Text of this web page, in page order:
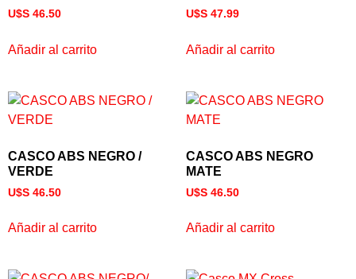
U$S 46.50
Añadir al carrito
U$S 47.99
Añadir al carrito
CASCO ABS NEGRO /
VERDE
U$S 46.50
Añadir al carrito
CASCO ABS NEGRO
MATE
U$S 46.50
Añadir al carrito